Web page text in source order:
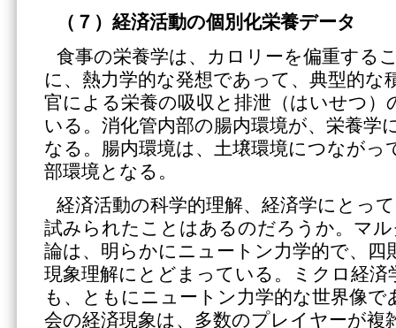
（７）経済活動の個別化栄養データ
食事の栄養学は、カロリーを偏重する
に、熱力学的な発想であって、典型的な
官による栄養の吸収と排泄（はいせつ）
いる。消化管内部の腸内環境が、栄養学
なる。腸内環境は、土壌環境につながっ
部環境となる。
経済活動の科学的理解、経済学にとっ
試みられたことはあるのだろうか。マ
論は、明らかにニュートン力学的で、四
現象理解にとどまっている。ミクロ経済
も、ともにニュートン力学的な世界像で
会の経済現象は、多数のプレイヤーが複